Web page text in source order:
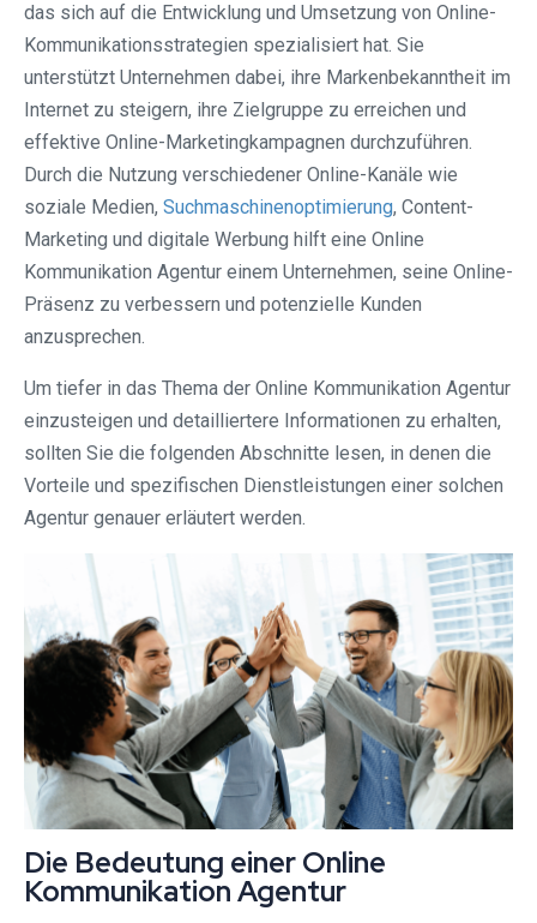
das sich auf die Entwicklung und Umsetzung von Online-
Kommunikationsstrategien spezialisiert hat. Sie
unterstützt Unternehmen dabei, ihre Markenbekanntheit im
Internet zu steigern, ihre Zielgruppe zu erreichen und
effektive Online-Marketingkampagnen durchzuführen.
Durch die Nutzung verschiedener Online-Kanäle wie
soziale Medien, Suchmaschinenoptimierung, Content-
Marketing und digitale Werbung hilft eine Online
Kommunikation Agentur einem Unternehmen, seine Online-
Präsenz zu verbessern und potenzielle Kunden
anzusprechen.
Um tiefer in das Thema der Online Kommunikation Agentur
einzusteigen und detailliertere Informationen zu erhalten,
sollten Sie die folgenden Abschnitte lesen, in denen die
Vorteile und spezifischen Dienstleistungen einer solchen
Agentur genauer erläutert werden.
Die Bedeutung einer Online
Kommunikation Agentur